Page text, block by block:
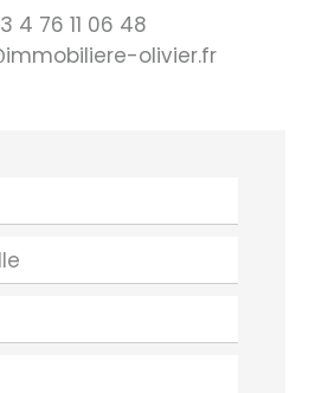
4 76 11 06 48
olivier.fr